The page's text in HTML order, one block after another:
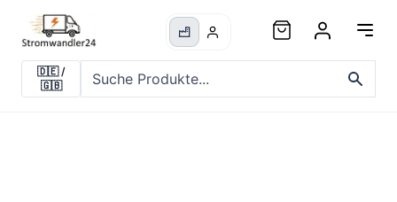
🇩🇪/
🇬🇧